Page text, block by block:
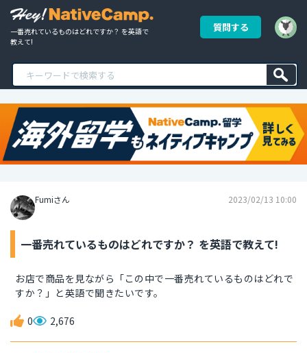
一番売れているものはどれですか？ を英語で
教えて!
質問する
Fumiさん 2023/02/13 10:00
一番売れているものはどれですか？ を英語で教えて!
お店で商品を見ながら「この中で一番売れているものはどれで
すか？」と英語で聞きたいです。
0 2,676